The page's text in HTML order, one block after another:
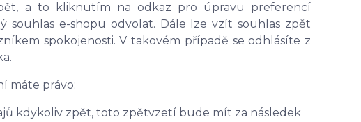
a to kliknutím na odkaz pro úpravu preferencí
e-shopu odvolat. Dále lze vzít souhlas zpět
spokojenosti. V takovém případě se odhlásíte z
máte právo:
kdykoliv zpět, toto zpětvzetí bude mít za následek